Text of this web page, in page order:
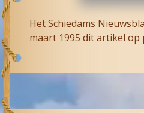
Het Schiedams
maart 1995 dit artikel op